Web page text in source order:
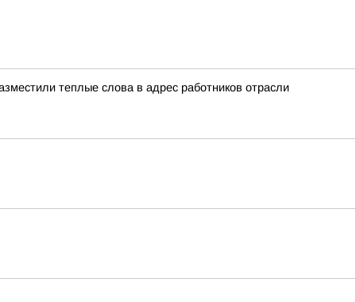
теплые слова в адрес работников отрасли